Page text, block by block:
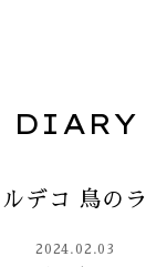
DIARY
デコ 鳥の
2024.02.03